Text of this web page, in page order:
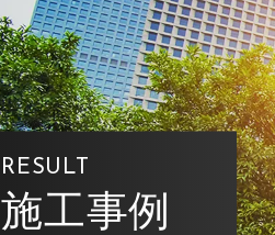
RESULT
施工事例